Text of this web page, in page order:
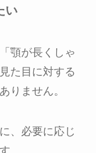
い
顎が長くしゃ
た目に対する
りません。
、必要に応じ